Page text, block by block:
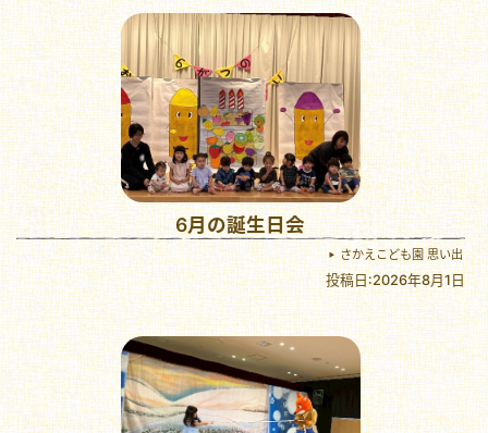
6月の誕生日会
さかえこども園 思い出
投稿日:2026年8月1日